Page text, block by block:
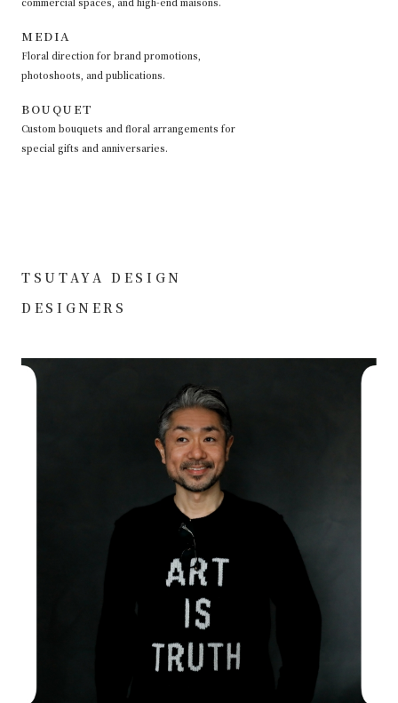
MEDIA
Floral direction for brand promotions,
photoshoots, and publications.
BOUQUET
Custom bouquets and floral arrangements for
special gifts and anniversaries.
TSUTAYA DESIGN
DESIGNERS